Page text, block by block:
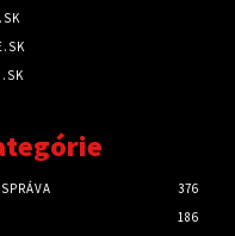
376
186